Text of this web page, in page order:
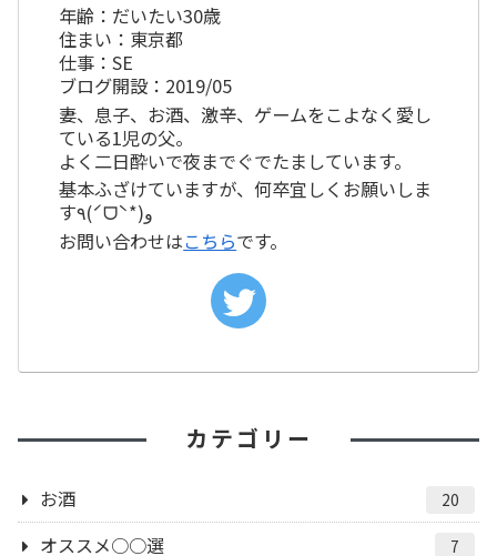
年齢：だいたい30歳
住まい：東京都
仕事：SE
ブログ開設：2019/05
妻、息子、お酒、激辛、ゲームをこよなく愛し
ている1児の父。
よく二日酔いで夜までぐでたましています。
基本ふざけていますが、何卒宜しくお願いしま
す٩(ˊᗜˋ*)و
お問い合わせはこちらです。
カテゴリー
お酒 20
オススメ○○選 7